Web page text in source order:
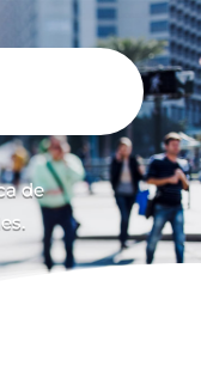
de